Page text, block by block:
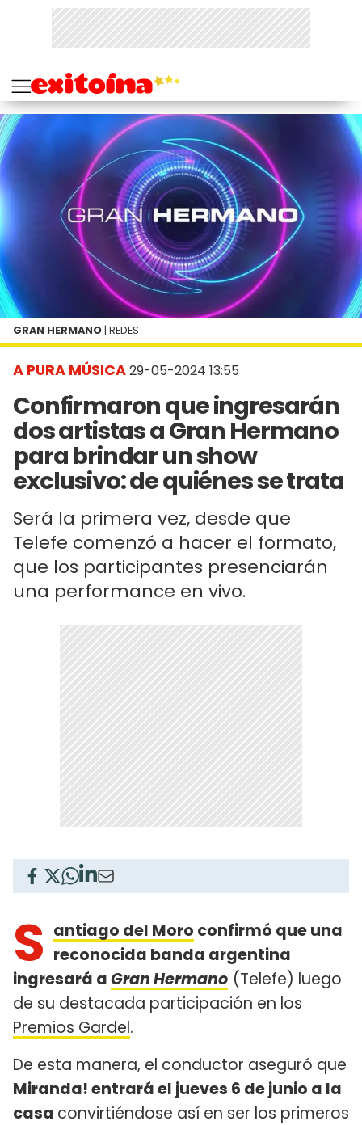
A PURA MÚSICA29-05-2024 13:55
Confirmaron que ingresarán
dos artistas a Gran Hermano
para brindar un show
exclusivo: de quiénes se trata
Será la primera vez, desde que
Telefe comenzó a hacer el formato,
que los participantes presenciarán
una performance en vivo.
GRAN HERMANO | REDES
S antiago del Moro confirmó que una
reconocida banda argentina
ingresará aGran Hermano (Telefe) luego
de su destacada participación en los
Premios Gardel.
De esta manera, el conductor aseguró que
Miranda! entrará el jueves 6 de junio a la
casa convirtiéndose así en ser los primeros